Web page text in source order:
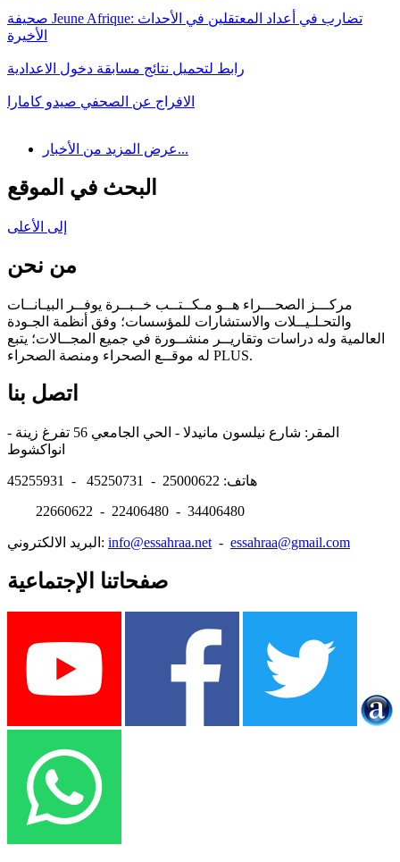
صحيفة Jeune Afrique: تضارب في أعداد المعتقلين في الأحداث
الأخيرة
رابط لتحميل نتائج مسابقة دخول الاعدادية
الافراج عن الصحفي صيدو كامارا
عرض المزيد من الأخبار...
البحث في الموقع
إلى الأعلى
من نحن
مركـــز الصحـــراء هــو مـكــتــب خــبــرة يوفــر البيـانــات
والتحـلـيــلات والاستشارات للمؤسسات؛ وفق أنظمة الجـودة
العالمية وله دراسات وتقاريــر منشــورة في جميع المجــالات؛ يتبع
له موقــع الصحراء ومنصة الصحراء PLUS.
اتصل بنا
المقر: شارع نيلسون مانيدلا - الحي الجامعي 56 تفرغ زينة -
هاتف: 25000622 - 45250731 - 45255931
22660622 - 22406480 - 34406480
البريد الالكتروني: info@essahraa.net - essahraa@gmail.com
صفحاتنا الإجتماعية